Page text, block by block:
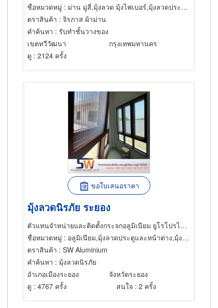
ชื่อหมวดหมู่ : ม่าน มู่ลี่,มุ้งลวด มุ้งไฟเบอร์,มุ้งลวดประตูและหน้าต่าง
ตราสินค้า : จิรภาส ผ้าม่าน
คำค้นหา : รับทำชั้นวางของ
เขตทวีวัฒนา
กรุงเทพมหานคร
ดู : 2124 ครั้ง
ขอใบเสนอราคา
มุ้งลวดนิรภัย ระยอง
ตัวแทนจำหน่ายและติดตั้งกระจกอลูมิเนียม ยูโรโปรไฟล์ธารา ระยอง
ชื่อหมวดหมู่ : อลูมิเนียม,มุ้งลวดประตูและหน้าต่าง,มุ้งจีบมุ้งลวดม้วนเก็บ
ตราสินค้า : SW Aluminium
คำค้นหา : มุ้งลวดนิรภัย
อำเภอเมืองระยอง
จังหวัดระยอง
ดู : 4767 ครั้ง สนใจ : 2 ครั้ง